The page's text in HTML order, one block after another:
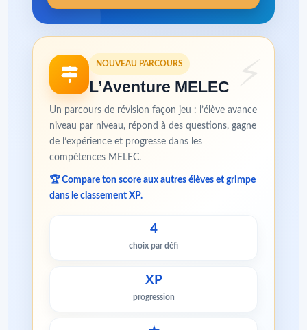
NOUVEAU PARCOURS
L’Aventure MELEC
Un parcours de révision façon jeu : l’élève avance
niveau par niveau, répond à des questions, gagne
de l’expérience et progresse dans les
compétences MELEC.
🏆 Compare ton score aux autres élèves et grimpe
dans le classement XP.
4
choix par défi
XP
progression